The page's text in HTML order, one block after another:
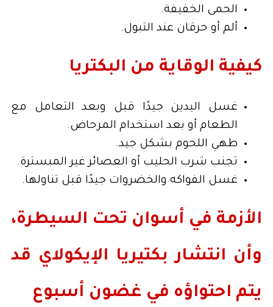
الحمى الخفيفة.
ألم أو حرقان عند التبول.
كيفية الوقاية من البكتريا
غسل اليدين جيدًا قبل وبعد التعامل مع
الطعام أو بعد استخدام المرحاض.
طهي اللحوم بشكل جيد.
تجنب شرب الحليب أو العصائر غير المبسترة.
غسل الفواكه والخضروات جيدًا قبل تناولها.
الأزمة في أسوان تحت السيطرة،
وأن انتشار بكتيريا الإيكولاي قد
يتم احتواؤه في غضون أسبوع